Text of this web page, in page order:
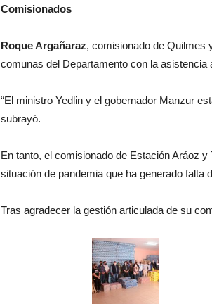
Comisionados
Roque Argañaraz, comisionado de Quilmes
comunas del Departamento con la asistencia
“El ministro Yedlin y el gobernador Manzur
subrayó.
En tanto, el comisionado de Estación Aráoz y
situación de pandemia que ha generado falta
Tras agradecer la gestión articulada de su